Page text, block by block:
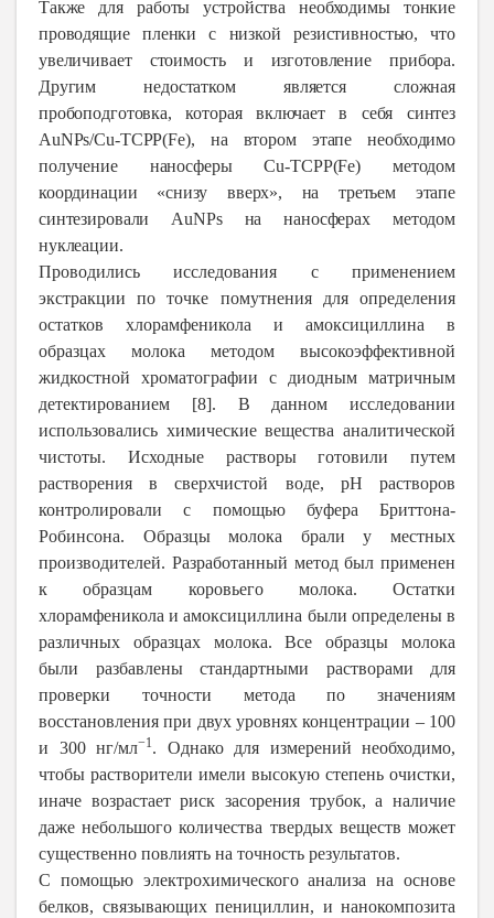
Также для работы устройства необходимы тонкие
проводящие пленки с низкой резистивностью, что
увеличивает стоимость и изготовление прибора.
Другим недостатком является сложная
пробоподготовка, которая включает в себя синтез
AuNPs/Cu-TCPP(Fe), на втором этапе необходимо
получение наносферы Cu-TCPP(Fe) методом
координации «снизу вверх», на третьем этапе
синтезировали AuNPs на наносферах методом
нуклеации.
Проводились исследования с применением
экстракции по точке помутнения для определения
остатков хлорамфеникола и амоксициллина в
образцах молока методом высокоэффективной
жидкостной хроматографии с диодным матричным
детектированием [8]. В данном исследовании
использовались химические вещества аналитической
чистоты. Исходные растворы готовили путем
растворения в сверхчистой воде, pH растворов
контролировали с помощью буфера Бриттона-
Робинсона. Образцы молока брали у местных
производителей. Разработанный метод был применен
к образцам коровьего молока. Остатки
хлорамфеникола и амоксициллина были определены в
различных образцах молока. Все образцы молока
были разбавлены стандартными растворами для
проверки точности метода по значениям
восстановления при двух уровнях концентрации – 100
и 300 нг/мл−1. Однако для измерений необходимо,
чтобы растворители имели высокую степень очистки,
иначе возрастает риск засорения трубок, а наличие
даже небольшого количества твердых веществ может
существенно повлиять на точность результатов.
С помощью электрохимического анализа на основе
белков, связывающих пенициллин, и нанокомпозита